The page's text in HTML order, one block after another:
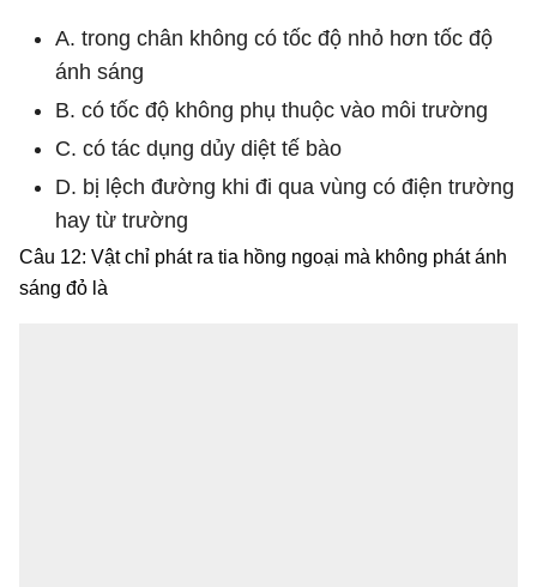
A. trong chân không có tốc độ nhỏ hơn tốc độ
ánh sáng
B. có tốc độ không phụ thuộc vào môi trường
C. có tác dụng dủy diệt tế bào
D. bị lệch đường khi đi qua vùng có điện trường
hay từ trường
Câu 12: Vật chỉ phát ra tia hồng ngoại mà không phát ánh
sáng đỏ là